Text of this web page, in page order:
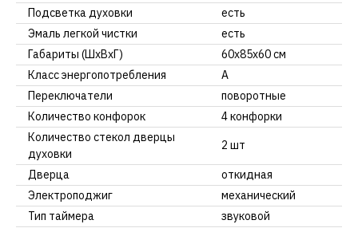
Подсветка духовки
есть
Эмаль легкой чистки
есть
Габариты (ШхВхГ)
60х85х60 см
Класс энергопотребления
A
Переключатели
поворотные
Количество конфорок
4 конфорки
Количество стекол дверцы
духовки
2 шт
Дверца
откидная
Электроподжиг
механический
Тип таймера
звуковой